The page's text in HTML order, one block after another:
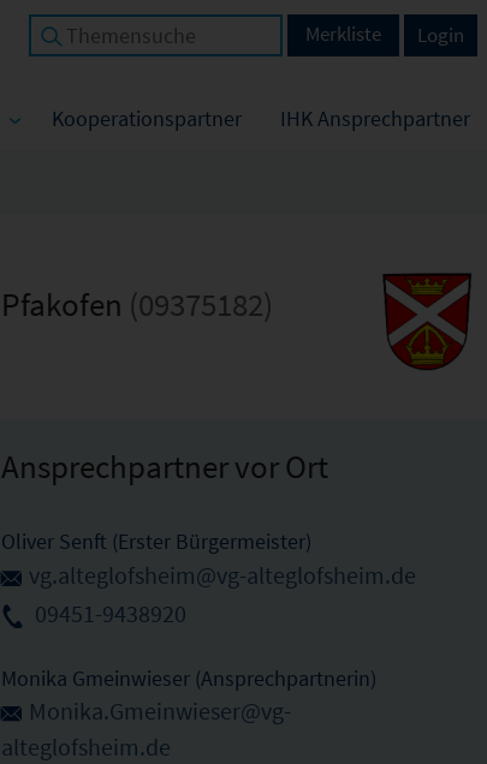
Kooperationspartner IHK Ansprechpartner
Login
Merkliste
Pfakofen (09375182)
Ansprechpartner vor Ort
Oliver Senft (Erster Bürgermeister)
vg.alteglofsheim@vg-alteglofsheim.de
09451-9438920
Monika Gmeinwieser (Ansprechpartnerin)
Monika.Gmeinwieser@vg-
alteglofsheim.de